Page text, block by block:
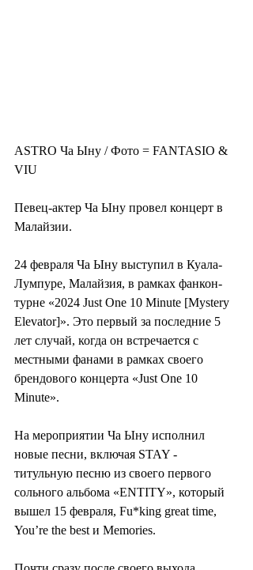
ASTRO Ча Ыну / Фото = FANTASIO &
VIU
Певец-актер Ча Ыну провел концерт в
Малайзии.
24 февраля Ча Ыну выступил в Куала-
Лумпуре, Малайзия, в рамках фанкон-
турне «2024 Just One 10 Minute [Mystery
Elevator]». Это первый за последние 5
лет случай, когда он встречается с
местными фанами в рамках своего
брендового концерта «Just One 10
Minute».
На мероприятии Ча Ыну исполнил
новые песни, включая STAY -
титульную песню из своего первого
сольного альбома «ENTITY», который
вышел 15 февраля, Fu*king great time,
You’re the best и Memories.